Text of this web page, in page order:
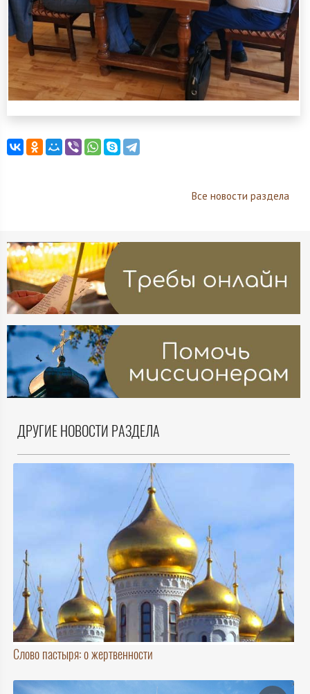
Все новости раздела
ДРУГИЕ НОВОСТИ РАЗДЕЛА
Слово пастыря: о жертвенности